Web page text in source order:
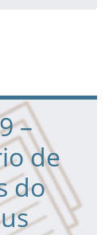
–
de
do